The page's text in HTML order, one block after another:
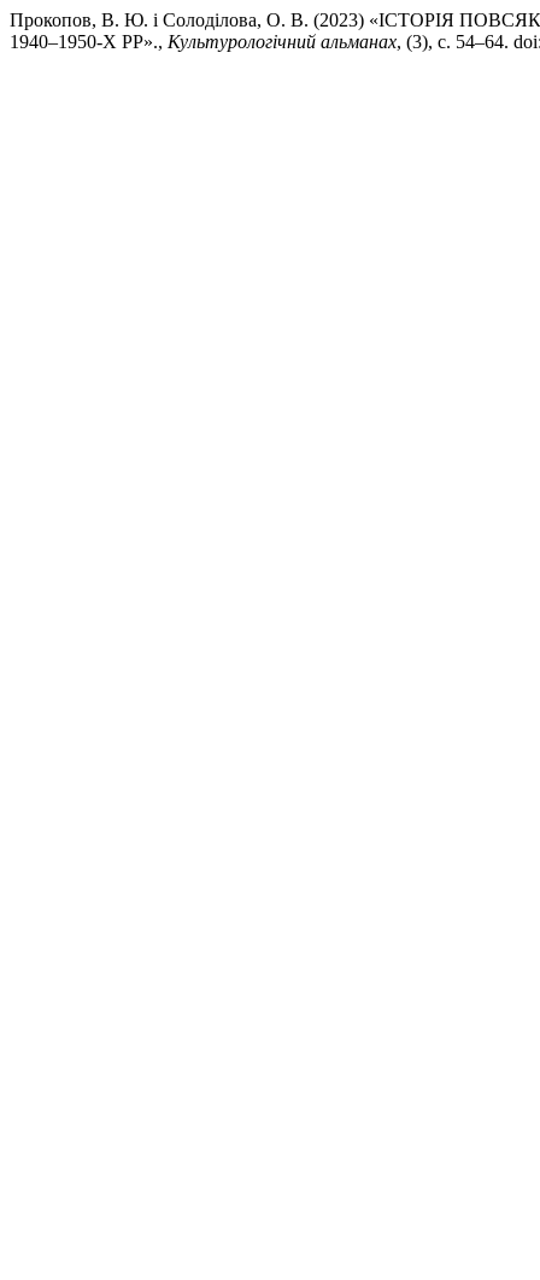
Прокопов, В. Ю. і Солоділова, О. В. (2023) «ІСТОРІЯ
1940–1950-Х РР»., Культурологічний альманах, (3), с. 54–64.